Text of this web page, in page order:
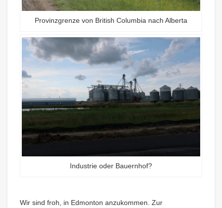
Provinzgrenze von British Columbia nach Alberta
Industrie oder Bauernhof?
Wir sind froh, in Edmonton anzukommen. Zur